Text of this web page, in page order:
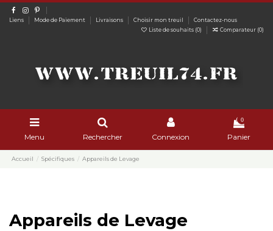
Liens Mode de Paiement Livraisons Choisir mon treuil
Contactez-nous
Liste de souhaits (0) Comparateur (0)
Menu Rechercher Connexion
0
Panier
Accueil Spécifiques Appareils de Levage
Appareils de Levage